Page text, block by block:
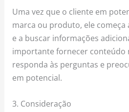
Uma vez que o cliente em
marca ou produto, ele começa
e a buscar informações
importante fornecer conteúdo
responda às perguntas e
em potencial.
3. Consideração